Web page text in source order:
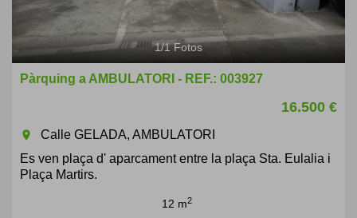
1/1Fotos
Pàrquing a AMBULATORI - REF.: 003927
16.500 €
room
Calle GELADA, AMBULATORI
Es ven plaça d' aparcament entre la plaça Sta. Eulalia i
Plaça Martirs.
12 m2